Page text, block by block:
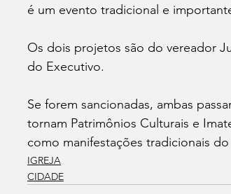
é um evento tradicional e
Os dois projetos são do vereador
do Executivo.
Se forem sancionadas, ambas
tornam Patrimônios Culturais e
como manifestações tradicionais
IGREJA
CIDADE